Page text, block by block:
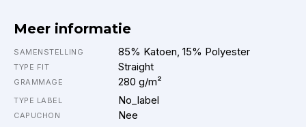
Meer informatie
SAMENSTELLING 85% Katoen, 15% Polyester
TYPE FIT Straight
GRAMMAGE 280 g/m²
TYPE LABEL No_label
CAPUCHON Nee